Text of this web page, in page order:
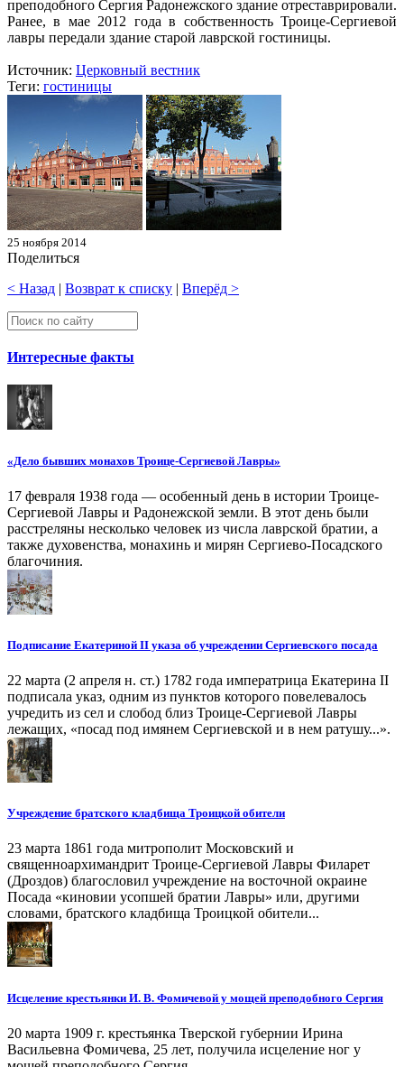
преподобного Сергия Радонежского здание отреставрировали.
Ранее, в мае 2012 года в собственность Троице-Сергиевой
лавры передали здание старой лаврской гостиницы.
Источник: Церковный вестник
Теги: гостиницы
25 ноября 2014
Поделиться
< Назад | Возврат к списку | Вперёд >
Интересные факты
«Дело бывших монахов Троице-Сергиевой Лавры»
17 февраля 1938 года — особенный день в истории Троице-
Сергиевой Лавры и Радонежской земли. В этот день были
расстреляны несколько человек из числа лаврской братии, а
также духовенства, монахинь и мирян Сергиево-Посадского
благочиния.
Подписание Екатериной II указа об учреждении Сергиевского посада
22 марта (2 апреля н. ст.) 1782 года императрица Екатерина II
подписала указ, одним из пунктов которого повелевалось
учредить из сел и слобод близ Троице-Сергиевой Лавры
лежащих, «посад под имянем Сергиевской и в нем ратушу...».
Учреждение братского кладбища Троицкой обители
23 марта 1861 года митрополит Московский и
священноархимандрит Троице-Сергиевой Лавры Филарет
(Дроздов) благословил учреждение на восточной окраине
Посада «киновии усопшей братии Лавры» или, другими
словами, братского кладбища Троицкой обители...
Исцеление крестьянки И. В. Фомичевой у мощей преподобного Сергия
20 марта 1909 г. крестьянка Тверской губернии Ирина
Васильевна Фомичева, 25 лет, получила исцеление ног у